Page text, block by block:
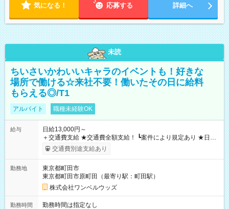
気になる！ 応募する 詳細へ
未読
ちいさいかわいいキャラのイベントも！好きな
場所で働ける☆来社不要！働いたその日に給料
もらえる◎/T1
アルバイト 職種未経験OK
給与
日給13,000円～
＋交通費支給 ★交通費全額支給！ ┗案件により規定あり ★日払
いOK！（規定あり） ┗働いたその日に現金GET♪ お仕事後はコ
ンビニATMから 日払い分を引き落とせます！ 【試用期間】試
交通費別途支給あり
勤務地
東京都町田市
東京都町田市原町田（最寄り駅：町田駅）
株式会社ワンベルウッズ
勤務時間
勤務時間は指定なし